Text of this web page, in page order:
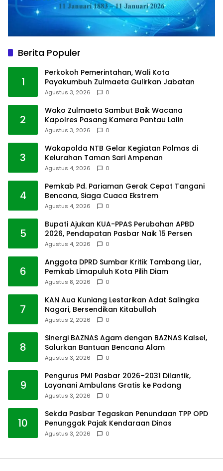
Berita Populer
1
Perkokoh Pemerintahan, Wali Kota
Payakumbuh Zulmaeta Gulirkan Jabatan
Agustus 3, 2026 0
2
Wako Zulmaeta Sambut Baik Wacana
Kapolres Pasang Kamera Pantau Lalin
Agustus 3, 2026 0
3
Wakapolda NTB Gelar Kegiatan Polmas di
Kelurahan Taman Sari Ampenan
Agustus 4, 2026 0
4
Pemkab Pd. Pariaman Gerak Cepat Tangani
Bencana, Siaga Cuaca Ekstrem
Agustus 4, 2026 0
5
Bupati Ajukan KUA-PPAS Perubahan APBD
2026, Pendapatan Pasbar Naik 15 Persen
Agustus 4, 2026 0
6
Anggota DPRD Sumbar Kritik Tambang Liar,
Pemkab Limapuluh Kota Pilih Diam
Agustus 8, 2026 0
7
KAN Aua Kuniang Lestarikan Adat Salingka
Nagari, Bersendikan Kitabullah
Agustus 2, 2026 0
8
Sinergi BAZNAS Agam dengan BAZNAS Kalsel,
Salurkan Bantuan Bencana Alam
Agustus 3, 2026 0
9
Pengurus PMI Pasbar 2026–2031 Dilantik,
Layanani Ambulans Gratis ke Padang
Agustus 3, 2026 0
10
Sekda Pasbar Tegaskan Penundaan TPP OPD
Penunggak Pajak Kendaraan Dinas
Agustus 3, 2026 0